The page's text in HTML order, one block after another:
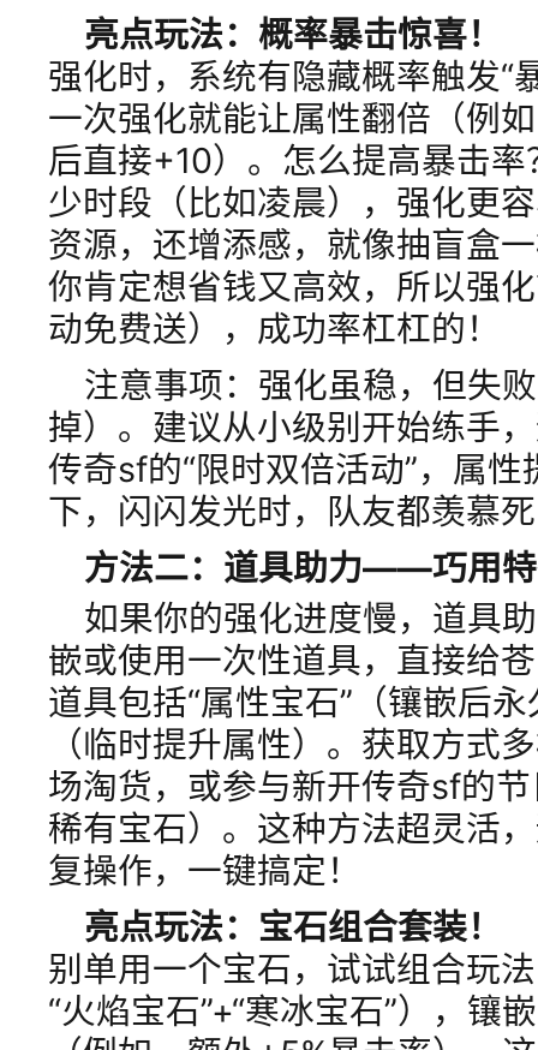
亮点玩法：概率暴击惊喜！
强化时，系统有隐藏概率触发
一次强化就能让属性翻倍（例
后直接+10）。怎么提高暴击
少时段（比如凌晨），强化更
资源，还增添感，就像抽盲盒
你肯定想省钱又高效，所以强
动免费送），成功率杠杠的！
注意事项：强化虽稳，但失
掉）。建议从小级别开始练手
传奇sf的“限时双倍活动”，属
下，闪闪发光时，队友都羡慕
方法二：道具助力——巧用
如果你的强化进度慢，道具
嵌或使用一次性道具，直接给
道具包括“属性宝石”（镶嵌后
（临时提升属性）。获取方式
场淘货，或参与新开传奇sf的
稀有宝石）。这种方法超灵活
复操作，一键搞定！
亮点玩法：宝石组合套装！
别单用一个宝石，试试组合玩
“火焰宝石”+“寒冰宝石”），镶